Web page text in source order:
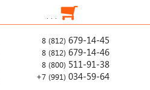
. . .
8 (812) 679-14-45
8 (812) 679-14-46
8 (800) 511-91-38
+7 (991) 034-59-64